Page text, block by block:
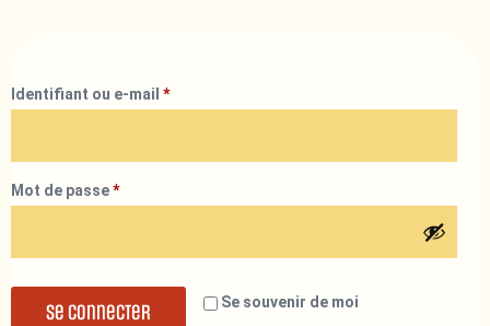
Identifiant ou e-mail *
Mot de passe*
Se souvenir de moi
Se connecter